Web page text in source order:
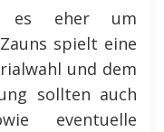
es eher um
spielt eine
und dem
sollten auch
eventuelle